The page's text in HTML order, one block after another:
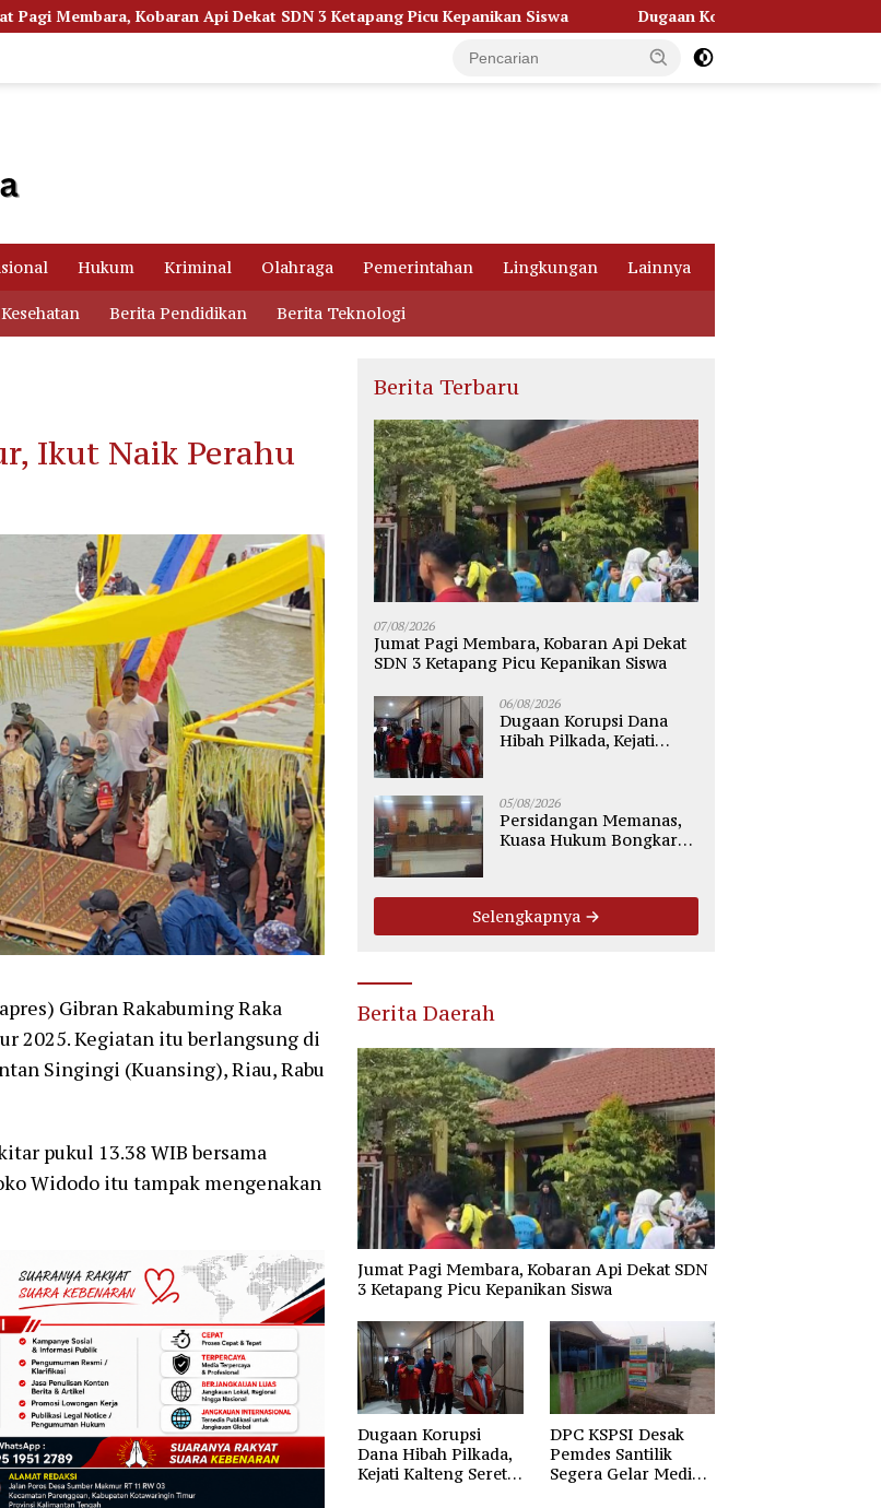
Dekat SDN 3 Ketapang Picu Kepanikan Siswa Dugaan Korupsi Dana Hibah Pilkada, Kejati Kalteng Seret
Hukum Kriminal Olahraga Pemerintahan Lingkungan Lainnya
Berita Pendidikan Berita Teknologi
Ikut Naik Perahu
Gibran Rakabuming Raka
2025. Kegiatan itu berlangsung di
Singingi (Kuansing), Riau, Rabu
pukul 13.38 WIB bersama
Widodo itu tampak mengenakan
Berita Terbaru
07/08/2026
Jumat Pagi Membara, Kobaran Api Dekat
SDN 3 Ketapang Picu Kepanikan Siswa
06/08/2026
Dugaan Korupsi Dana
Hibah Pilkada, Kejati
05/08/2026
Persidangan Memanas,
Kuasa Hukum Bongkar
PT WMGK
Selengkapnya
Berita Daerah
Jumat Pagi Membara, Kobaran Api Dekat SDN
3 Ketapang Picu Kepanikan Siswa
Dugaan Korupsi
Dana Hibah Pilkada,
Kejati Kalteng Seret
DPC KSPSI Desak
Pemdes Santilik
Segera Gelar Mediasi